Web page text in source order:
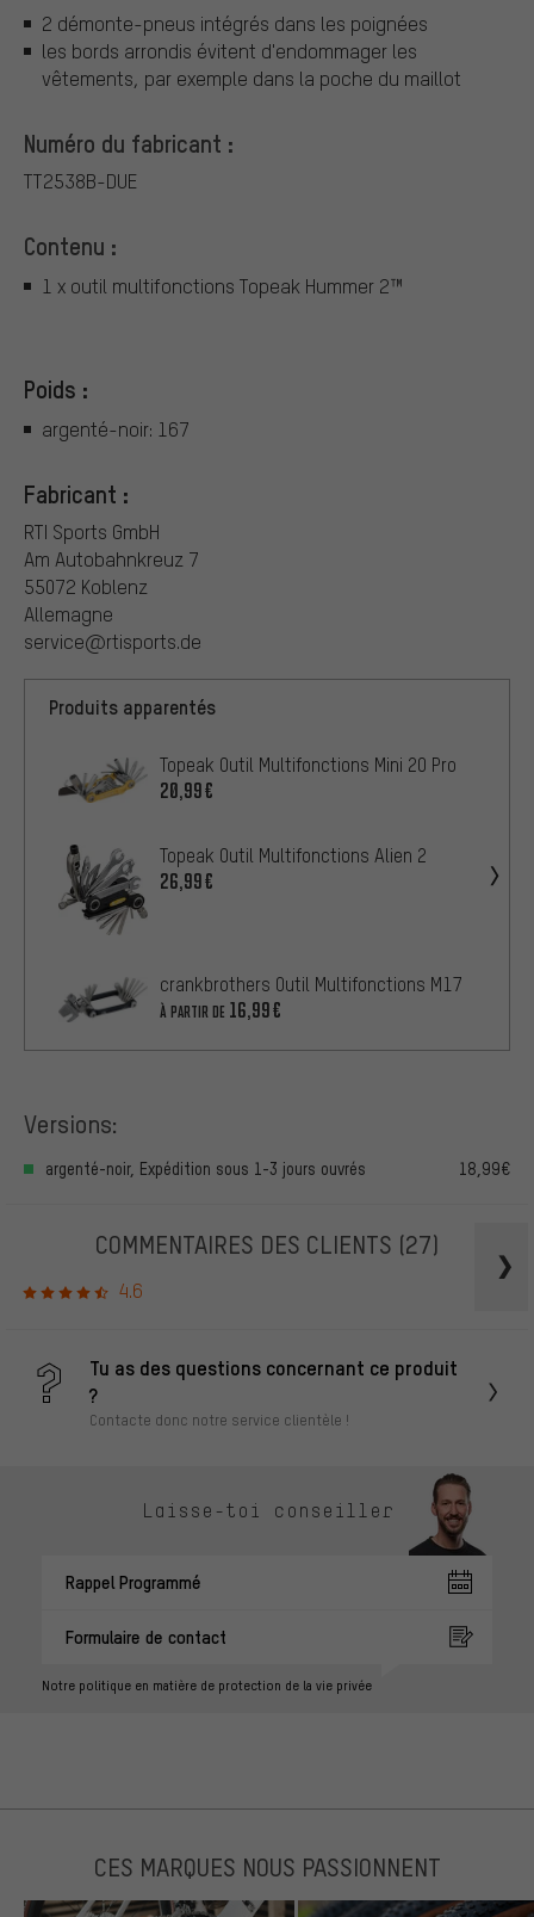
2 démonte-pneus intégrés dans les poignées
les bords arrondis évitent d'endommager les
vêtements, par exemple dans la poche du maillot
Numéro du fabricant :
TT2538B-DUE
Contenu :
1 x outil multifonctions Topeak Hummer 2™
Poids :
argenté-noir: 167
Fabricant :
RTI Sports GmbH
Am Autobahnkreuz 7
55072 Koblenz
Allemagne
service@rtisports.de
Produits apparentés
Topeak Outil Multifonctions Mini 20 Pro
20,99€
Topeak Outil Multifonctions Alien 2
26,99€
crankbrothers Outil Multifonctions M17
À PARTIR DE 16,99€
Versions:
argenté-noir, Expédition sous 1-3 jours ouvrés 18,99€
COMMENTAIRES DES CLIENTS (27)
4.6
Tu as des questions concernant ce produit
?
Contacte donc notre service clientèle !
Laisse-toi conseiller
Rappel Programmé
Formulaire de contact
Notre politique en matière de protection de la vie privée
CES MARQUES NOUS PASSIONNENT